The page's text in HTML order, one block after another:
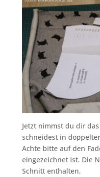
Jetzt nimmst du dir
schneidest in
Achte bitte auf den
eingezeichnet ist. Die
Schnitt enthalten.